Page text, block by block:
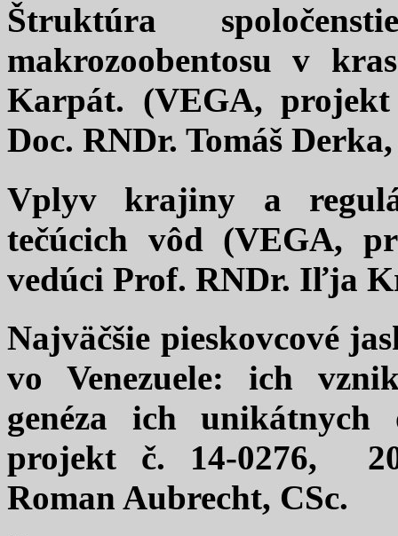
Štruktúra
makrozoobentosu v
Karpát. (VEGA, projekt
Doc. RNDr. Tomáš
Vplyv krajiny a
tečúcich vôd (VEGA,
vedúci Prof. RNDr. Iľja
Najväčšie pieskovcové
vo Venezuele: ich
genéza ich unikátnych
projekt č. 14-0276,
Roman Aubrecht, CSc.